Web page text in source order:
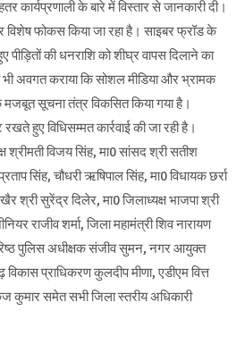
कार्यप्रणाली के बारे में विस्तार से जानकारी दी।
विशेष फोकस किया जा रहा है। साइबर फ्रॉड के
पीड़ितों की धनराशि को शीघ्र वापस दिलाने का
भी अवगत कराया कि सोशल मीडिया और भ्रामक
सूचना तंत्र विकसित किया गया है।
हुए विधिसम्मत कार्रवाई की जा रही है।
विजय सिंह, मा0 सांसद श्री सतीश
सिंह, चौधरी ऋषिपाल सिंह, मा0 विधायक छर्रा
श्री सुरेंद्र दिलेर, मा0 जिलाध्यक्ष भाजपा श्री
राजीव शर्मा, जिला महामंत्री शिव नारायण
पुलिस अधीक्षक संजीव सुमन, नगर आयुक्त
प्राधिकरण कुलदीप मीणा, एडीएम वित्त
कुमार समेत सभी जिला स्तरीय अधिकारी